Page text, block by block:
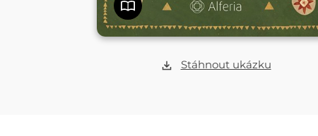
Stáhnout ukázku